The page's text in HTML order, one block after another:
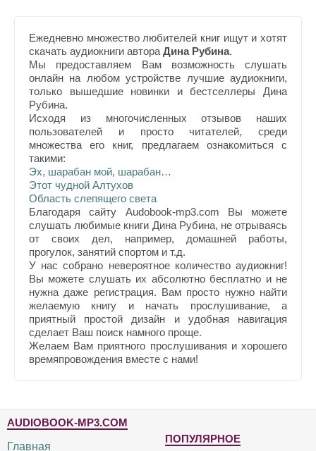
Ежедневно множество любителей книг ищут и хотят
скачать аудиокниги автораДина Рубина.
Мы предоставляем Вам возможность слушать
онлайн на любом устройстве лучшие аудиокниги,
только вышедшие новинки и бестселлеры Дина
Рубина.
Исходя из многочисленных отзывов наших
пользователей и просто читателей, среди
множества его книг, предлагаем ознакомиться с
такими:
Эх, шарабан мой, шарабан…
Этот чудной Алтухов
Область слепящего света
Благодаря сайту Audobook-mp3.com Вы можете
слушать любимые книги Дина Рубина, не отрываясь
от своих дел, например, домашней работы,
прогулок, занятий спортом и т.д.
У нас собрано невероятное количество аудиокниг!
Вы можете слушать их абсолютно бесплатно и не
нужна даже регистрация. Вам просто нужно найти
желаемую книгу и начать прослушивание, а
приятный простой дизайн и удобная навигация
сделает Ваш поиск намного проще.
Желаем Вам приятного прослушивания и хорошего
времяпровождения вместе с нами!
AUDIOBOOK-MP3.COM
Главная
ПОПУЛЯРНОЕ